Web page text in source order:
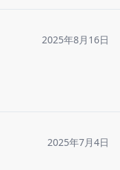
2025年8月16日
2025年7月4日